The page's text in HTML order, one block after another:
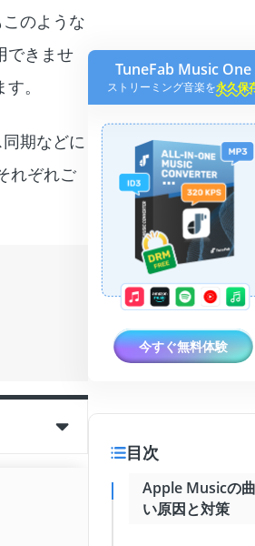
のような
できませ
。
期などに
れぞれご
TuneFab Music One
ストリーミング音楽を永久保
今すぐ無料体験
目次
Apple Musicの
い原因と対策